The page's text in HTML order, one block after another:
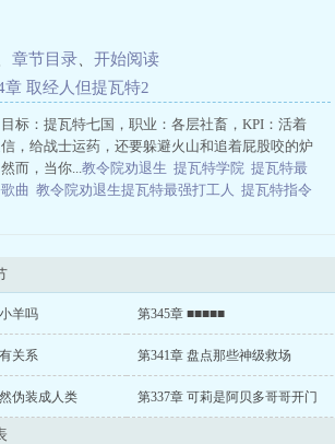
章节目录
开始阅读
章 取经人但提瓦特2
标：提瓦特七国，职业：各层社畜，KPI：活着
，给战士运药，还要躲避火山和追着屁股咬的炉
而，当你...教令院劝退生 提瓦特学院 提瓦特最
曲 教令院劝退生提瓦特最强打工人 提瓦特指令
羊吗 第345章 ■■■■■
关系 第341章 盘点那些神级救场
伪装成人类 第337章 可莉是阿贝多哥哥开门